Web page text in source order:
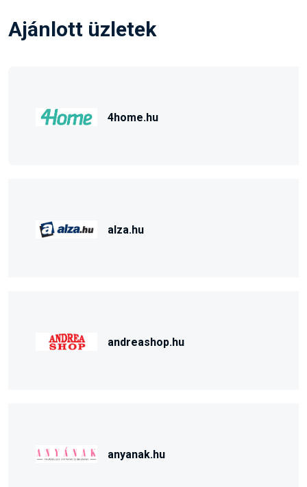
Ajánlott üzletek
4home.hu
alza.hu
andreashop.hu
anyanak.hu